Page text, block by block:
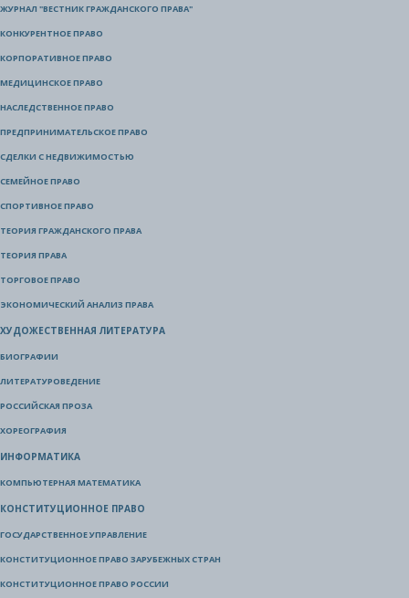
ЖУРНАЛ "ВЕСТНИК ГРАЖДАНСКОГО ПРАВА"
КОНКУРЕНТНОЕ ПРАВО
КОРПОРАТИВНОЕ ПРАВО
МЕДИЦИНСКОЕ ПРАВО
НАСЛЕДСТВЕННОЕ ПРАВО
ПРЕДПРИНИМАТЕЛЬСКОЕ ПРАВО
СДЕЛКИ С НЕДВИЖИМОСТЬЮ
СЕМЕЙНОЕ ПРАВО
СПОРТИВНОЕ ПРАВО
ТЕОРИЯ ГРАЖДАНСКОГО ПРАВА
ТЕОРИЯ ПРАВА
ТОРГОВОЕ ПРАВО
ЭКОНОМИЧЕСКИЙ АНАЛИЗ ПРАВА
ХУДОЖЕСТВЕННАЯ ЛИТЕРАТУРА
БИОГРАФИИ
ЛИТЕРАТУРОВЕДЕНИЕ
РОССИЙСКАЯ ПРОЗА
ХОРЕОГРАФИЯ
ИНФОРМАТИКА
КОМПЬЮТЕРНАЯ МАТЕМАТИКА
КОНСТИТУЦИОННОЕ ПРАВО
ГОСУДАРСТВЕННОЕ УПРАВЛЕНИЕ
КОНСТИТУЦИОННОЕ ПРАВО ЗАРУБЕЖНЫХ СТРАН
КОНСТИТУЦИОННОЕ ПРАВО РОССИИ